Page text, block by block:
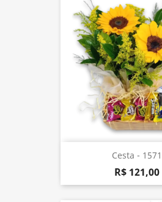
Cesta - 1571
R$ 121,00